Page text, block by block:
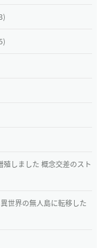
しました 概念交差のスト
世界の無人島に転移した